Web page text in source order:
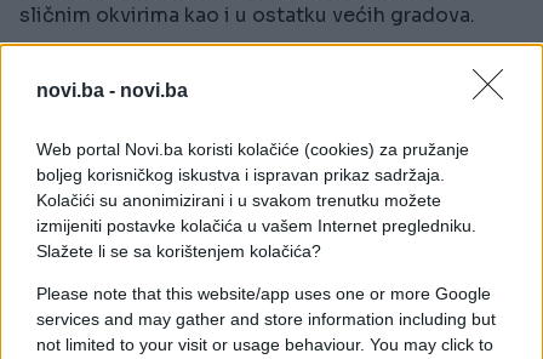
novi.ba - novi.ba
Web portal Novi.ba koristi kolačiće (cookies) za pružanje
boljeg korisničkog iskustva i ispravan prikaz sadržaja.
Kolačići su anonimizirani i u svakom trenutku možete
izmijeniti postavke kolačića u vašem Internet pregledniku.
Slažete li se sa korištenjem kolačića?
Please note that this website/app uses one or more Google
services and may gather and store information including but
not limited to your visit or usage behaviour. You may click to
sličnim okvirima kao i u ostatku većih gradova.
Najpovoljniji dizel u Mostaru nudi Bingo Petrol
(Maršala Tita bb) po cijeni od 3,14 KM. Nestro
od 3,15 KM.
Na benzinskoj pumpi Petrol BH Oil Company u
Rodoču cijena iznosi 3,17 KM. Hercegovina Promet,
Izgradnja Tojaga na lokaciji Bišće polje bb, kao i
druga poslovnica Izgradnja Tojaga u Gnojnicama
bb, drže cijenu dizela od 3,19 KM.